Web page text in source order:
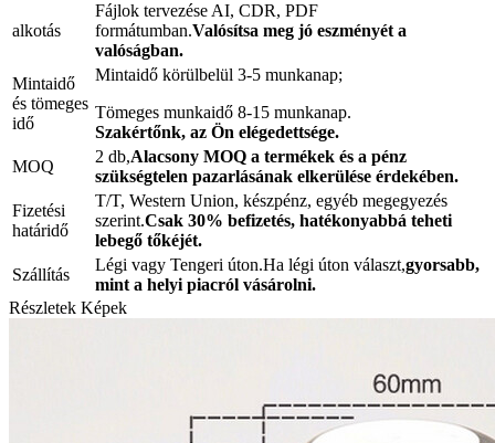
alkotás
Fájlok tervezése AI, CDR, PDF
formátumban.Valósítsa meg jó eszményét a
valóságban.
Mintaidő
és tömeges
idő
Mintaidő körülbelül 3-5 munkanap;
Tömeges munkaidő 8-15 munkanap.
Szakértőnk, az Ön elégedettsége.
MOQ
2 db,Alacsony MOQ a termékek és a pénz
szükségtelen pazarlásának elkerülése érdekében.
Fizetési
határidő
T/T, Western Union, készpénz, egyéb megegyezés
szerint.Csak 30% befizetés, hatékonyabbá teheti
lebegő tőkéjét.
Szállítás
Légi vagy Tengeri úton.Ha légi úton választ,gyorsabb,
mint a helyi piacról vásárolni.
Részletek Képek